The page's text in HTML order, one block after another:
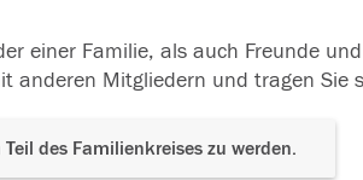
einer Familie, als auch Freunde
anderen Mitgliedern und tragen Sie
des Familienkreises zu werden.